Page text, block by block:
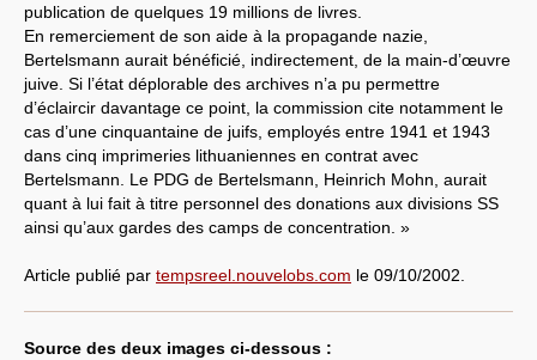
publication de quelques 19 millions de livres.
En remerciement de son aide à la propagande nazie,
Bertelsmann aurait bénéficié, indirectement, de la main-d’œuvre
juive. Si l’état déplorable des archives n’a pu permettre
d’éclaircir davantage ce point, la commission cite notamment le
cas d’une cinquantaine de juifs, employés entre 1941 et 1943
dans cinq imprimeries lithuaniennes en contrat avec
Bertelsmann. Le PDG de Bertelsmann, Heinrich Mohn, aurait
quant à lui fait à titre personnel des donations aux divisions SS
ainsi qu’aux gardes des camps de concentration. »
Article publié par tempsreel.nouvelobs.com le 09/10/2002.
Source des deux images ci-dessous :